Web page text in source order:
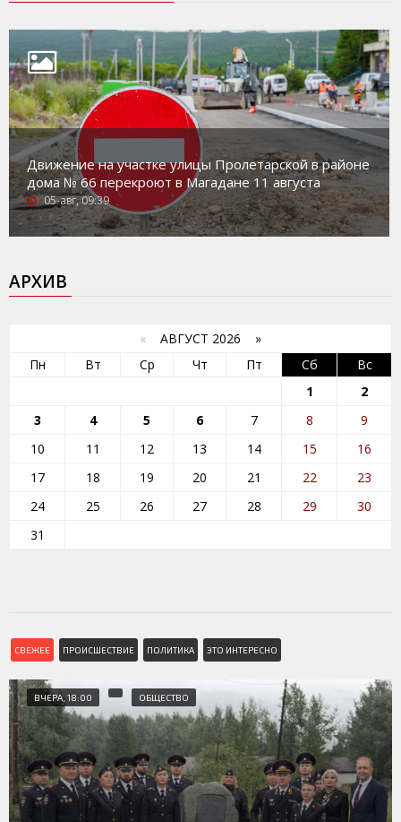
Движение на участке улицы Пролетарской в районе
дома № 66 перекроют в Магадане 11 августа
05-авг, 09:39
АРХИВ
« АВГУСТ 2026 »
Пн
Вт Ср Чт Пт Сб
Вс
1
2
3
4 5 6 7 8
9
10
11 12 13 14 15
16
17
18 19 20 21 22
23
24
25 26 27 28 29
30
31
СВЕЖЕЕ ПРОИСШЕСТВИЕ ПОЛИТИКА ЭТО ИНТЕРЕСНО
ВЧЕРА, 18:00 ОБЩЕСТВО